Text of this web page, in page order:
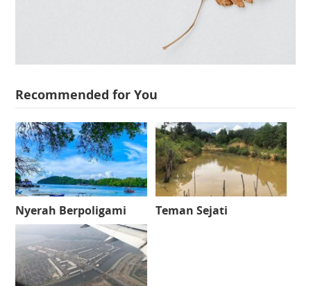
Recommended for You
Nyerah Berpoligami Teman Sejati